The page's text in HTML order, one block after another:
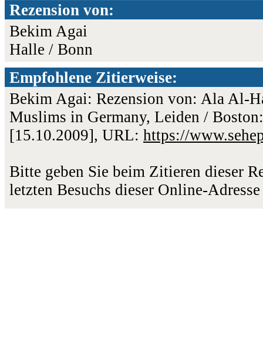
Rezension von:
Bekim Agai
Halle / Bonn
Empfohlene Zitierweise:
Bekim Agai: Rezension von: Ala Al-
Muslims in Germany, Leiden /
[15.10.2009], URL: https://
Bitte geben Sie beim Zitieren dieser
letzten Besuchs dieser Online-Adresse